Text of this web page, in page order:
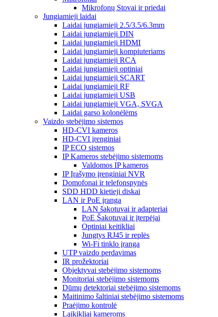
Mikrofonų Stovai ir priedai
Jungiamieji laidai
Laidai jungiamieji 2.5/3.5/6.3mm
Laidai jungiamieji DIN
Laidai jungiamieji HDMI
Laidai jungiamieji kompiuteriams
Laidai jungiamieji RCA
Laidai jungiamieji optiniai
Laidai jungiamieji SCART
Laidai jungiamieji RF
Laidai jungiamieji USB
Laidai jungiamieji VGA, SVGA
Laidai garso kolonėlėms
Vaizdo stebėjimo sistemos
HD-CVI kameros
HD-CVI įrenginiai
IP ECO sistemos
IP Kameros stebėjimo sistemoms
Valdomos IP kameros
IP Įrašymo įrenginiai NVR
Domofonai ir telefonspynės
SDD HDD kietieji diskai
LAN ir PoE įranga
LAN šakotuvai ir adapteriai
PoE Šakotuvai ir įterpėjai
Optiniai keitikliai
Jungtys RJ45 ir replės
Wi-Fi tinklo įranga
UTP vaizdo perdavimas
IR prožektoriai
Objektyvai stebėjimo sistemoms
Monitoriai stebėjimo sistemoms
Dūmų detektoriai stebėjimo sistemoms
Maitinimo šaltiniai stebėjimo sistemoms
Praėjimo kontrolė
Laikikliai kameroms